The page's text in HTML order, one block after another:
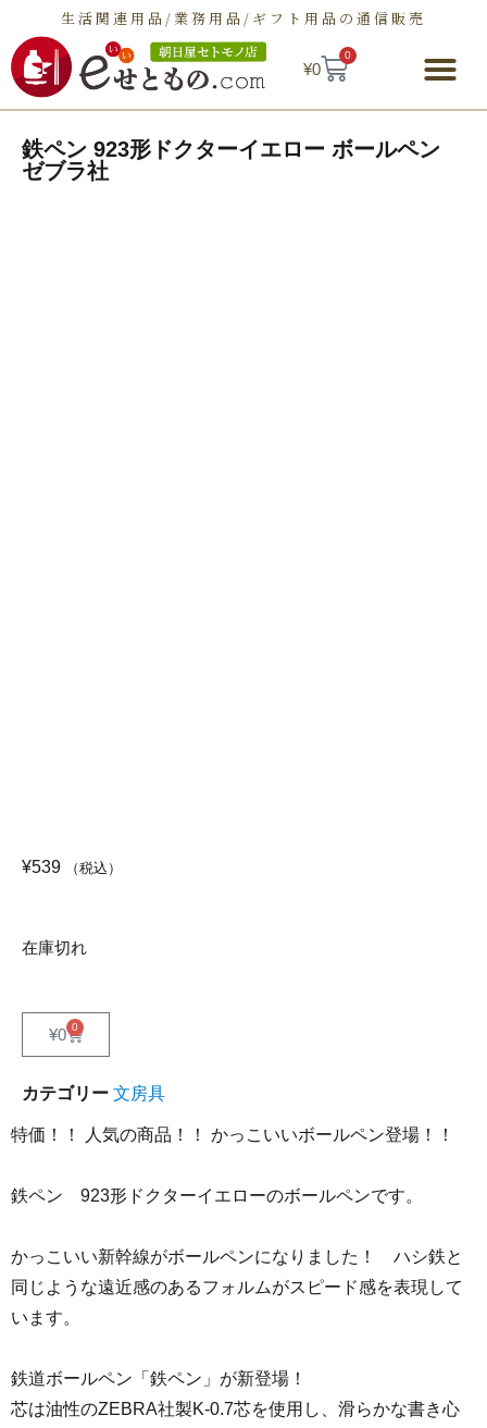
生活関連用品/業務用品/ギフト用品の通信販売
¥0
0
鉄ペン 923形ドクターイエロー ボールペン
ゼブラ社
¥539 （税込）
在庫切れ
¥0 0
カテゴリー 文房具
特価！！ 人気の商品！！ かっこいいボールペン登場！！
鉄ペン 923形ドクターイエローのボールペンです。
かっこいい新幹線がボールペンになりました！ ハシ鉄と
同じような遠近感のあるフォルムがスピード感を表現して
います。
鉄道ボールペン「鉄ペン」が新登場！
芯は油性のZEBRA社製K-0.7芯を使用し、滑らかな書き心